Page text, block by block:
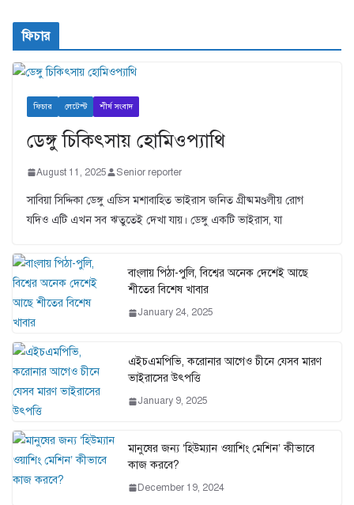
ফিচার
ফিচার লেটেস্ট শীর্ষ সংবাদ
ডেঙ্গু চিকিৎসায় হোমিওপ্যাথি
August 11, 2025 Senior reporter
সাবিয়া সিদ্দিকা ডেঙ্গু এডিস মশাবাহিত ভাইরাস জনিত গ্রীষ্মমণ্ডলীয় রোগ
যদিও এটি এখন সব ঋতুতেই দেখা যায়। ডেঙ্গু একটি ভাইরাস, যা
বাংলায় পিঠা-পুলি, বিশ্বের অনেক দেশেই আছে
শীতের বিশেষ খাবার
January 24, 2025
এইচএমপিভি, করোনার আগেও চীনে যেসব মারণ
ভাইরাসের উৎপত্তি
January 9, 2025
মানুষের জন্য ‘হিউম্যান ওয়াশিং মেশিন’ কীভাবে
কাজ করবে?
December 19, 2024